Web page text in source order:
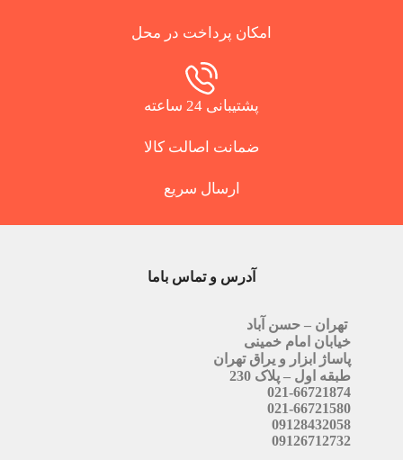
امکان پرداخت در محل
پشتیبانی 24 ساعته
ضمانت اصالت کالا
ارسال سریع
آدرس و تماس باما
تهران – حسن آباد
خیابان امام خمینی
پاساژ ابزار و یراق تهران
طبقه اول – پلاک 230
021-66721874
021-66721580
09128432058
09126712732